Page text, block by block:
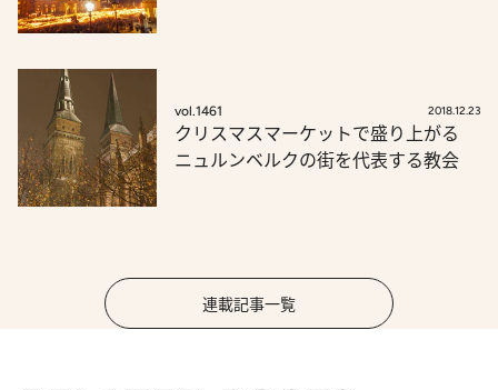
vol.1461 2018.12.23
クリスマスマーケットで盛り上がる
ニュルンベルクの街を代表する教会
連載記事一覧